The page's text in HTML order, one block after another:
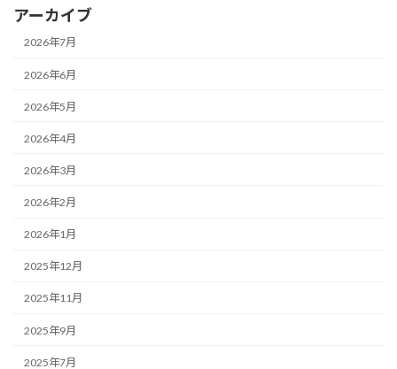
アーカイブ
2026年7月
2026年6月
2026年5月
2026年4月
2026年3月
2026年2月
2026年1月
2025年12月
2025年11月
2025年9月
2025年7月